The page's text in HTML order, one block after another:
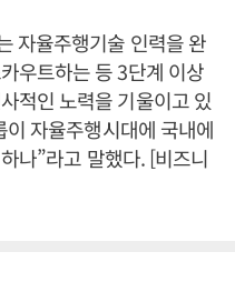
자율주행기술 인력을 완
우트하는 등 3단계 이상
적인 노력을 기울이고 있
이 자율주행시대에 국내에
나”라고 말했다. [비즈니